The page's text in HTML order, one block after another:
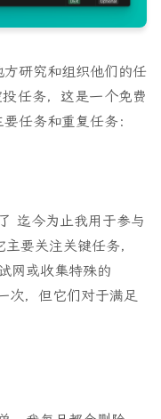
研究和组织他们的任
任务，这是一个免费
要任务和重复任务：
迄今为止我用于参与
主要关注关键任务，
网或收集特殊的
次，但它们对于满足